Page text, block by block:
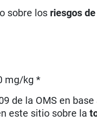
sobre los riesgos
mg/kg *
de la OMS en
este sitio sobre la